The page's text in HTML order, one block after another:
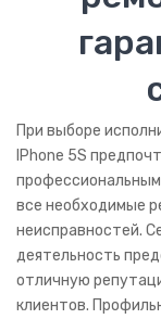
Тонометры
Алкотестеры
Слуховые
Физио
Ингаляторы
Небулайзеры
При выборе
IPhone 5S
все необходимые
неисправностей.
деятельность
отличную
клиентов.